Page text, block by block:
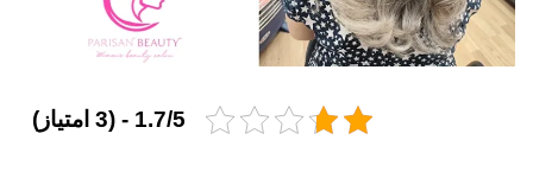
1.7/5 - (3 امتیاز)